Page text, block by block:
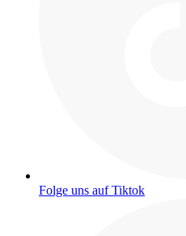
Folge uns auf Tiktok